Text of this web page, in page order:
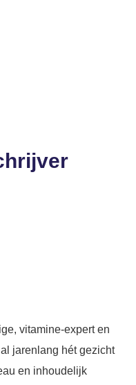
vitamine-expert en
jarenlang hét gezicht
en inhoudelijk